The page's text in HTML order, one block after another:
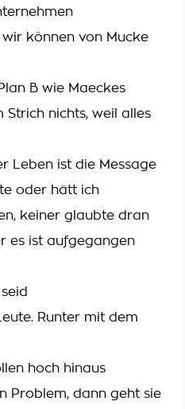
können von Mucke
B wie Maeckes
nichts, weil alles
Leben ist die Message
oder hätt ich
keiner glaubte dran
es ist aufgegangen
Runter mit dem
hoch hinaus
Problem, dann geht sie